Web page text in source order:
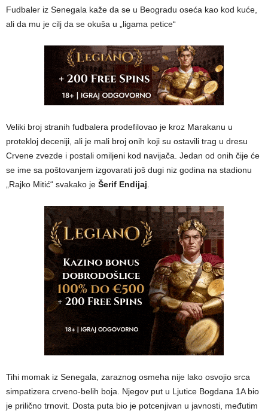
Fudbaler iz Senegala kaže da se u Beogradu oseća kao kod kuće,
ali da mu je cilj da se okuša u „ligama petice“
Veliki broj stranih fudbalera prodefilovao je kroz Marakanu u
protekloj deceniji, ali je mali broj onih koji su ostavili trag u dresu
Crvene zvezde i postali omiljeni kod navijača. Jedan od onih čije će
se ime sa poštovanjem izgovarati još dugi niz godina na stadionu
„Rajko Mitić“ svakako je Šerif Endijaj
Tihi momak iz Senegala, zaraznog osmeha nije lako osvojio srca
simpatizera crveno-belih boja. Njegov put u Ljutice Bogdana 1A bio
je prilično trnovit. Dosta puta bio je potcenjivan u javnosti, međutim